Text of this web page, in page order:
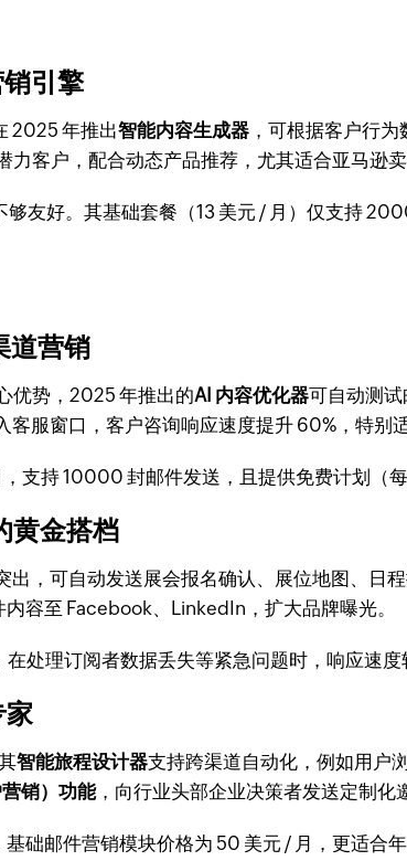
引擎
2025 年推出智能内容生成器 ，可根据客户行
力客户，配合动态产品推荐，尤其适合亚马逊卖
够友好。其基础套餐（13 美元 / 月）仅支持
道营销
优势，2025 年推出的AI 内容优化器可自动测
客服窗口，客户咨询响应速度提升 60%，特别
，支持 10000 封邮件发送，且提供免费计划（
黄金搭档
出，可自动发送展会报名确认、展位地图、日
容至 Facebook、LinkedIn，扩大品牌曝光。
处理订阅者数据丢失等紧急问题时，响应速度
智能旅程设计器支持跨渠道自动化，例如用户
销）功能，向行业头部企业决策者发送定制化
基础邮件营销模块价格为 50 美元 / 月，更适合